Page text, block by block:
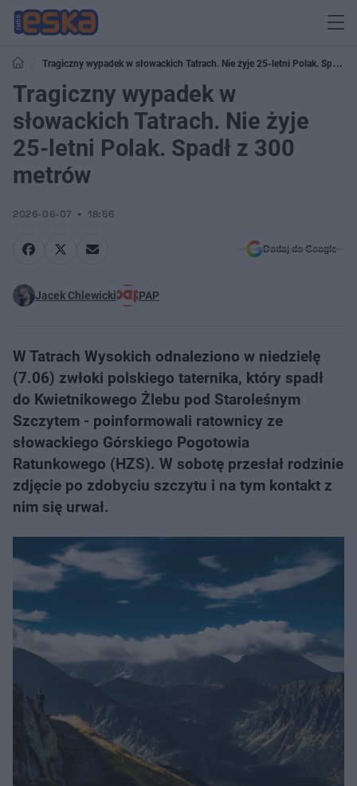
Tragiczny wypadek w słowackich Tatrach. Nie żyje 25-letni Polak. Spadł z
300 metrów
Tragiczny wypadek w
słowackich Tatrach. Nie żyje
25-letni Polak. Spadł z 300
metrów
2026-06-07 18:56
Dodaj do Google
Jacek Chlewicki PAP
W Tatrach Wysokich odnaleziono w niedzielę
(7.06) zwłoki polskiego taternika, który spadł
do Kwietnikowego Żlebu pod Staroleśnym
Szczytem - poinformowali ratownicy ze
słowackiego Górskiego Pogotowia
Ratunkowego (HZS). W sobotę przesłał rodzinie
zdjęcie po zdobyciu szczytu i na tym kontakt z
nim się urwał.